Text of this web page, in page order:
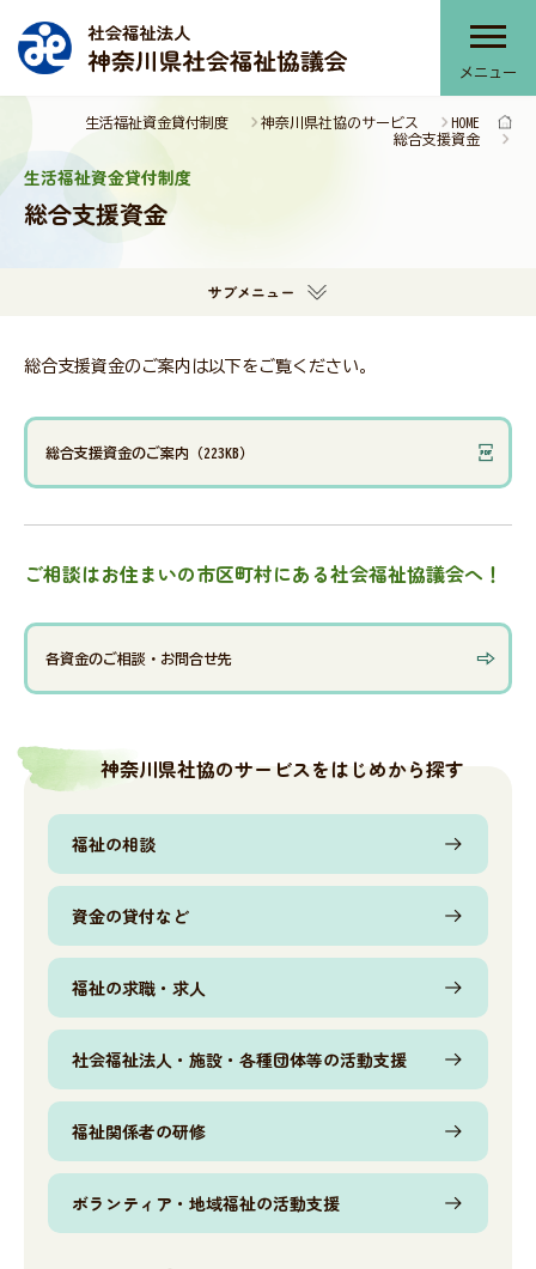
メニュー
HOME
神奈川県社協のサービス
生活福祉資金貸付制度
総合支援資金
生活福祉資金貸付制度
総合支援資金
サブメニュー
総合支援資金のご案内は以下をご覧ください。
総合支援資金のご案内（223KB）
ご相談はお住まいの市区町村にある社会福祉協議会へ！
各資金のご相談・お問合せ先
神奈川県社協のサービスをはじめから探す
福祉の相談
資金の貸付など
福祉の求職・求人
社会福祉法人・施設・各種団体等の活動支援
福祉関係者の研修
ボランティア・地域福祉の活動支援
提言・本会活動推進計画
報告書・刊行物
会員・関係者専用ページ
ニュース
福祉タイムズ
福祉に関する図書のあっせん・紹介
神奈川県社協公式SNS
採用情報